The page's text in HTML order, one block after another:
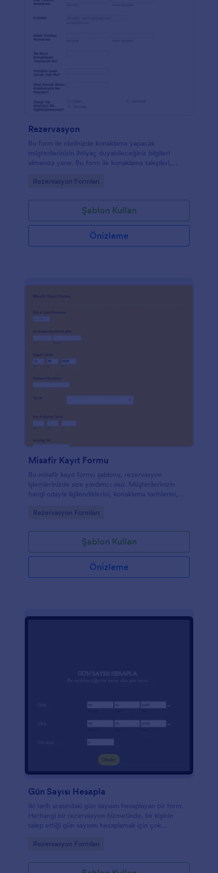
Rezervasyon
Bu form ile otelinizde konaklama yapacak
müşterilerinizin ihtiyaç duyabileceğiniz bilgileri
almanıza yarar. Bu form ile konaklama talepleri,
Go to Category:
Rezervasyon Formları
Şablon Kullan
Önizleme
Misafir Kayıt Formu
Bu misafir kayıt formu şablonu, rezervasyon
işlemlerinizde size yardımcı olur. Müşterilerinizin
hangi odayla ilgilendiklerini, konaklama tarihlerini,
şablon, tıpkı Jotform’un binlerce şablonu gibi,
Eğer müşterilerinizin online ödeme yapmalarını
istiyorsanız, ödeme entegrasyonlarından birini
ekleyebilirsiniz.
Go to Category:
Rezervasyon Formları
Şablon Kullan
Önizleme
Gün Sayısı Hesapla
İki tarih arasındaki gün sayısını hesaplayan bir form.
Herhangi bir rezervasyon hizmetinde, bir kişinin
talep ettiği gün sayısını hesaplamak için çok
Go to Category:
Rezervasyon Formları